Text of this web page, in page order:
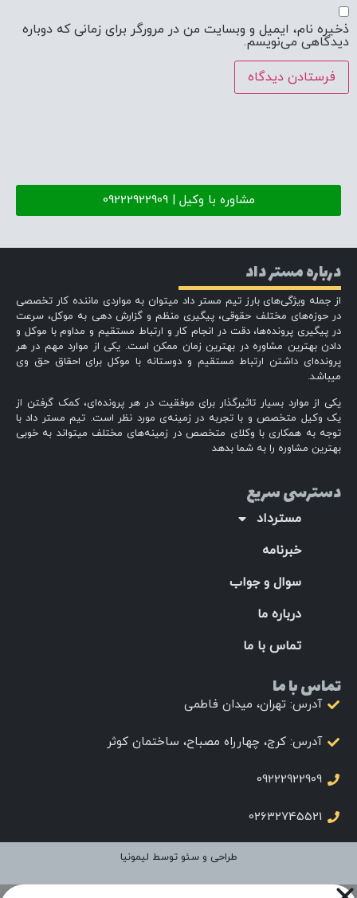
ذخیره نام، ایمیل و وبسایت من در مرورگر برای زمانی که دوباره
دیدگاهی می‌نویسم.
مشاوره با وکیل | 09222922909
درباره مستر داد
از جمله ویژگی‌های بارز تیم مستر داد میتوان به مواردی ماننده کار تخصصی
در حوزه‌های مختلف حقوقی، پیگیری منظم و گزارش دهی به موکل، سرعت
در پیگیری پرونده‌ها، دقت در انجام کار و ارتباط مستقیم و مداوم با موکل و
دادن بهترین مشاوره در بهترین زمان ممکن است. یکی از موارد مهم در هر
پرونده‌ای داشتن ارتباط مستقیم و دوستانه با موکل برای احقاق حق وی
میباشد.
یکی از موارد بسیار تاثیرگذار برای موفقیت در هر پرونده‌ای، کمک گرفتن از
یک وکیل متخصص و با تجربه در زمینه‌ی مورد نظر است. تیم مستر داد با
توجه به همکاری با وکلای متخصص در زمینه‌های مختلف میتواند به خوبی
بهترین مشاوره را به شما بدهد
دسترسی سریع
مسترداد
خبرنامه
سوال و جواب
درباره ما
تماس با ما
تماس با ما
آدرس: تهران، میدان فاطمی
آدرس: کرج، چهارراه مصباح، ساختمان کوثر
09222922909
02632745521
طراحی و سئو توسط لیمونیا